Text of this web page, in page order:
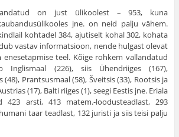
on just ülikoolest – 953, kuna
jne. on neid palju vähem.
koh­tadel 384, ajutiselt kohal 302, kohata
vastav informat­sioon, nende hulgast olevat
teel. Kõige rohkem vallandatud
Inglismaal (226), siis Ühendriiges (167),
(48), Prantsusmaal (58), Šveitsis (33), Rootsis ja
(17), Balti riiges (1), seegi Eestis jne. Eriala
423 arsti, 413 matem.-loodusteadlast, 293
taar teadlast, 132 juristi ja siis teisi palju